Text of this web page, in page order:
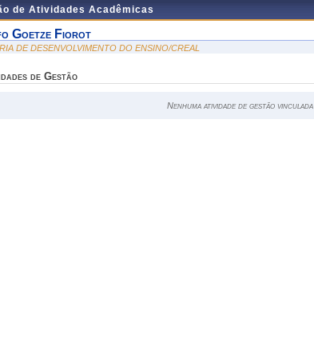
de Atividades Acadêmicas
Goetze Fiorot
DE DESENVOLVIMENTO DO ENSINO/CREAL
de Gestão
Nenhuma atividade de gestão vinculada